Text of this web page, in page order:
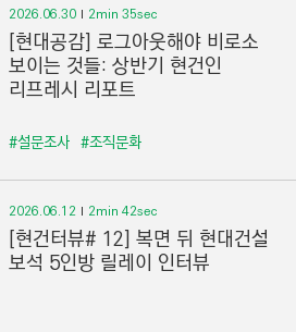
2026.06.30 2min 35sec
[현대공감] 로그아웃해야 비로소
보이는 것들: 상반기 현건인
리프레시 리포트
#설문조사 #조직문화
2026.06.12 2min 42sec
[현건터뷰# 12] 복면 뒤 현대건설
보석 5인방 릴레이 인터뷰